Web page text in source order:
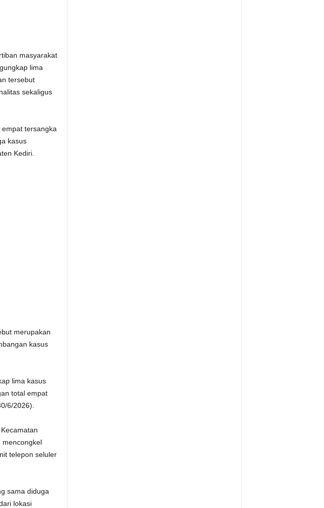
masyarakat
lima
tersebut
sekaligus
tersangka
kasus
Kediri.
merupakan
kasus
lima kasus
total empat
6/2026).
mencongkel
telepon seluler
sama diduga
lokasi